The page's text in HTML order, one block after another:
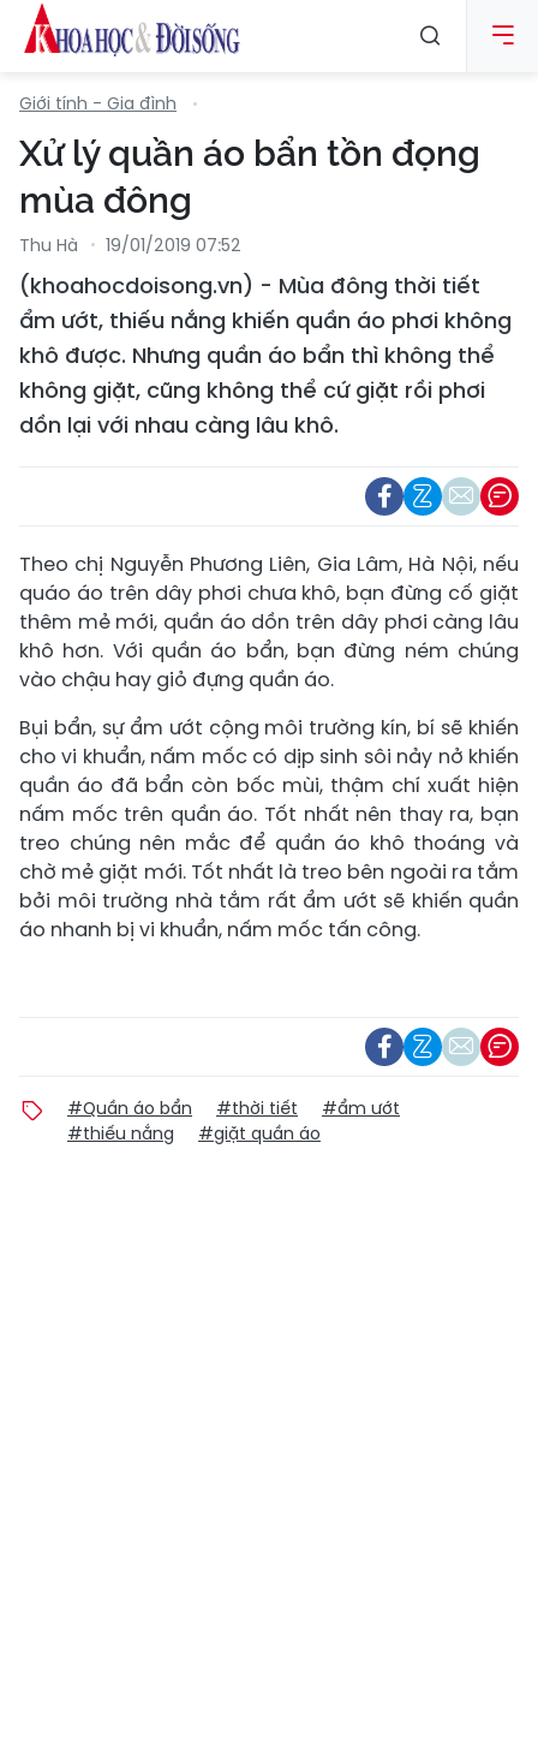
Giới tính - Gia đình
Xử lý quần áo bẩn tồn đọng
mùa đông
Thu Hà 19/01/2019 07:52
(khoahocdoisong.vn) - Mùa đông thời tiết
ẩm ướt, thiếu nắng khiến quần áo phơi không
khô được. Nhưng quần áo bẩn thì không thể
không giặt, cũng không thể cứ giặt rồi phơi
dồn lại với nhau càng lâu khô.
Theo chị Nguyễn Phương Liên, Gia Lâm, Hà Nội, nếu
quáo áo trên dây phơi chưa khô, bạn đừng cố giặt
thêm mẻ mới, quần áo dồn trên dây phơi càng lâu
khô hơn. Với quần áo bẩn, bạn đừng ném chúng
vào chậu hay giỏ đựng quần áo.
Bụi bẩn, sự ẩm ướt cộng môi trường kín, bí sẽ khiến
cho vi khuẩn, nấm mốc có dịp sinh sôi nảy nở khiến
quần áo đã bẩn còn bốc mùi, thậm chí xuất hiện
nấm mốc trên quần áo. Tốt nhất nên thay ra, bạn
treo chúng nên mắc để quần áo khô thoáng và
chờ mẻ giặt mới. Tốt nhất là treo bên ngoài ra tắm
bởi môi trường nhà tắm rất ẩm ướt sẽ khiến quần
áo nhanh bị vi khuẩn, nấm mốc tấn công.
#Quần áo bẩn #thời tiết
#ẩm ướt
#thiếu nắng
#giặt quần áo